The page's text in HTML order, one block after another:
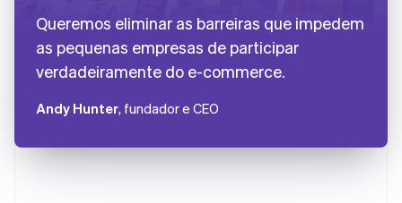
Queremos eliminar as barreiras que impedem
as pequenas empresas de participar
verdadeiramente do e-commerce.
Andy Hunter, fundador e CEO